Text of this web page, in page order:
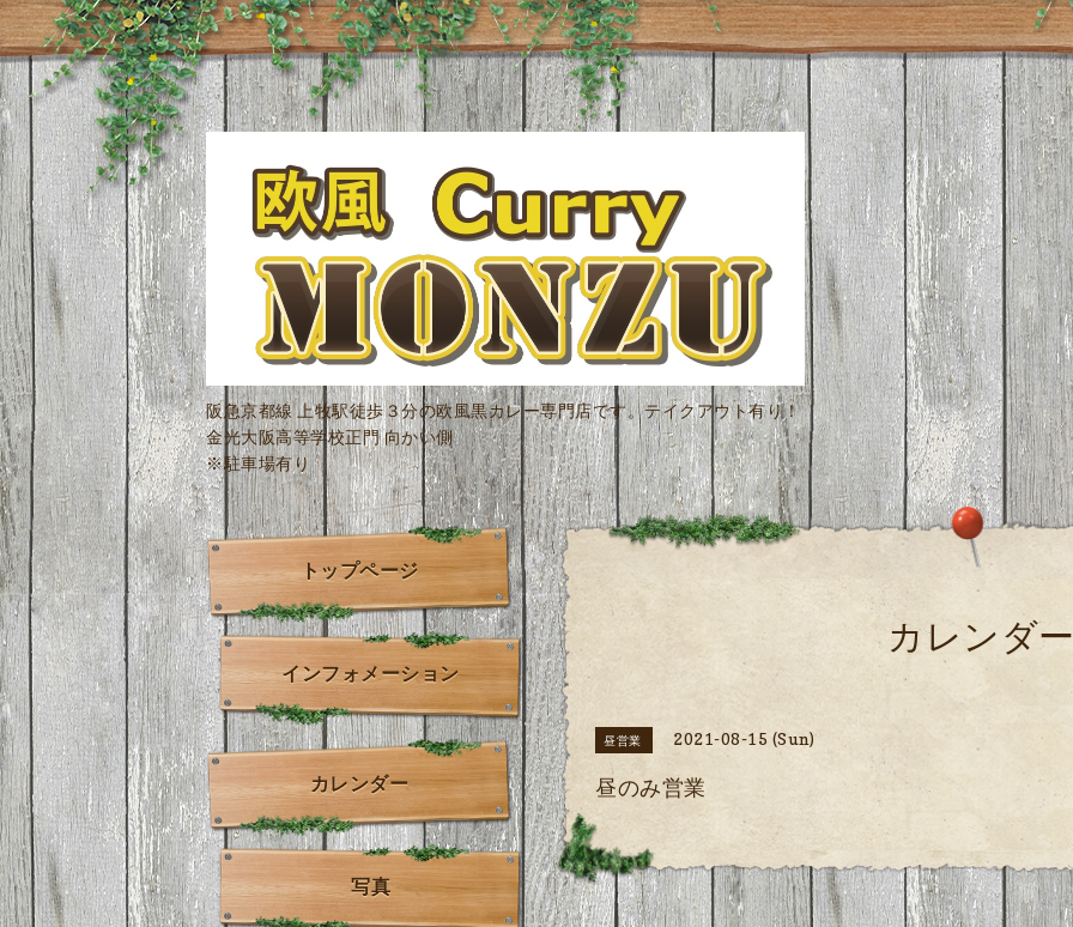
阪急京都線 上牧駅徒歩３分の欧風黒カレー専門店です。テイクアウト有り！
金光大阪高等学校正門 向かい側
※駐車場有り
カレンダ
昼営業 2021-08-15 (Sun)
昼のみ営業
トップページ
インフォメーション
カレンダー
写真